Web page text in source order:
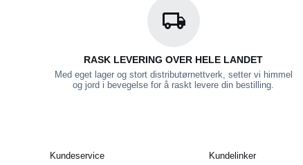
RASK LEVERING OVER HELE LANDET
Med eget lager og stort distributørnettverk, setter vi himmel
og jord i bevegelse for å raskt levere din bestilling.
Kundeservice Kundelinker